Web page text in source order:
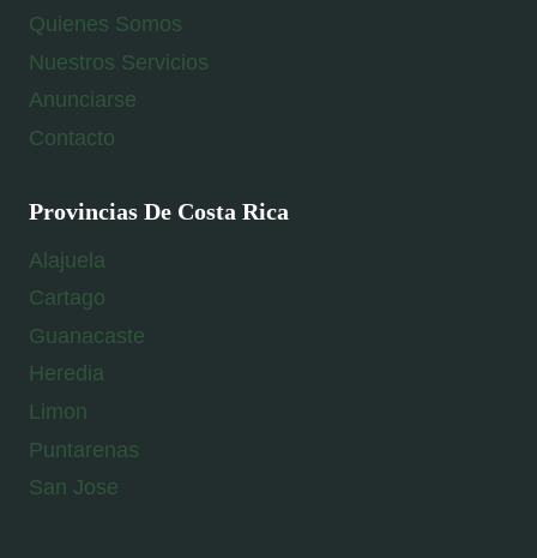
Quienes Somos
Nuestros Servicios
Anunciarse
Contacto
Provincias De Costa Rica
Alajuela
Cartago
Guanacaste
Heredia
Limon
Puntarenas
San Jose